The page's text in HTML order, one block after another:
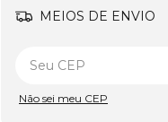
MEIOS DE ENVIO
Não sei meu CEP